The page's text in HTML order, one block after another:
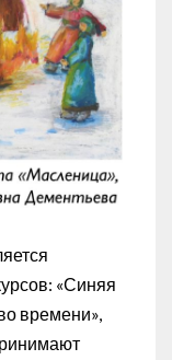
«Синяя
времени»,